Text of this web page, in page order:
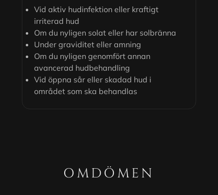
Vid aktiv hudinfektion eller kraftigt
irriterad hud
Om du nyligen solat eller har solbränna
Under graviditet eller amning
Om du nyligen genomfört annan
avancerad hudbehandling
Vid öppna sår eller skadad hud i
området som ska behandlas
OMDÖMEN